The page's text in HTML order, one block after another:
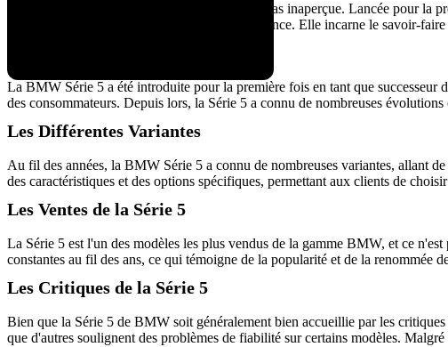
La BMW Série 5 est une voiture qui ne passe pas inaperçue. Lancée pour la
pour ses performances, son confort et son élégance. Elle incarne le savoir-
La BMW Série 5 a été introduite pour la première fois en tant que
des consommateurs. Depuis lors, la Série 5 a connu de nombreuses
Les Différentes Variantes
Au fil des années, la BMW Série 5 a connu de nombreuses variantes, allant
des caractéristiques et des options spécifiques, permettant aux clients de
Les Ventes de la Série 5
La Série 5 est l'un des modèles les plus vendus de la gamme BMW, et ce
constantes au fil des ans, ce qui témoigne de la popularité et de la renommée
Les Critiques de la Série 5
Bien que la Série 5 de BMW soit généralement bien accueillie par les
que d'autres soulignent des problèmes de fiabilité sur certains modèles.